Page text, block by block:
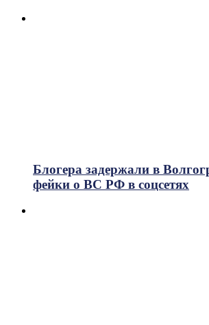
Блогера задержали в
фейки о ВС РФ в соцсетях